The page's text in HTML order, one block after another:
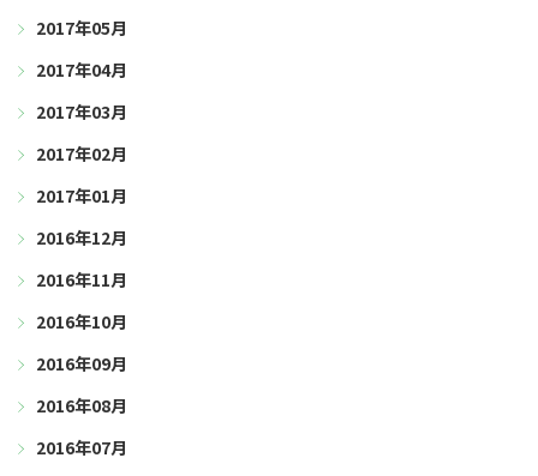
2017年05月
2017年04月
2017年03月
2017年02月
2017年01月
2016年12月
2016年11月
2016年10月
2016年09月
2016年08月
2016年07月